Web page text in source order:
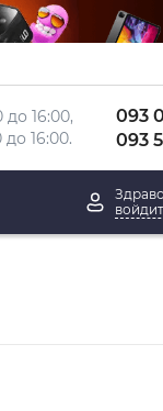
16:00,
до 16:00.
093
093